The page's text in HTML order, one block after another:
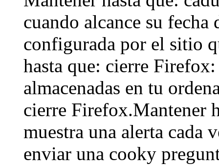
cuando alcance su fecha
configurada por el sitio
hasta que: cierre
almacenadas en tu
cierre Firefox.Mantener
muestra una alerta cada
enviar una cooky